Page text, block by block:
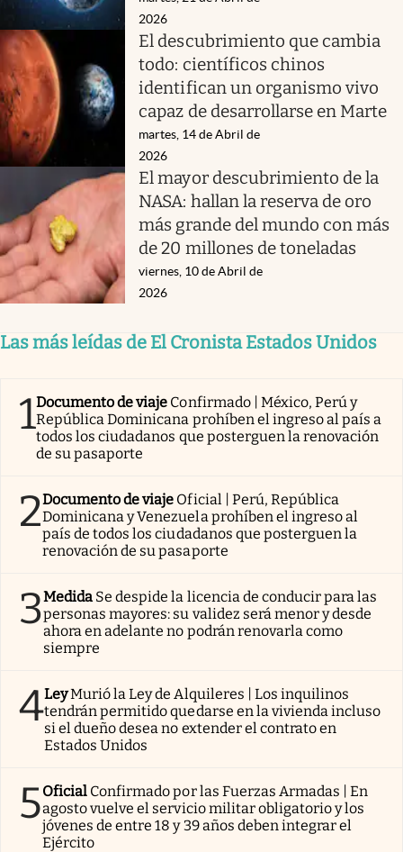
2026
El descubrimiento que cambia
todo: científicos chinos
identifican un organismo vivo
capaz de desarrollarse en Marte
martes, 14 de Abril de
2026
El mayor descubrimiento de la
NASA: hallan la reserva de oro
más grande del mundo con más
de 20 millones de toneladas
viernes, 10 de Abril de
2026
Las más leídas de El Cronista Estados Unidos
1Documento de viaje Confirmado | México, Perú y
República Dominicana prohíben el ingreso al país a
todos los ciudadanos que posterguen la renovación
de su pasaporte
2Documento de viaje Oficial | Perú, República
Dominicana y Venezuela prohíben el ingreso al
país de todos los ciudadanos que posterguen la
renovación de su pasaporte
3Medida Se despide la licencia de conducir para las
personas mayores: su validez será menor y desde
ahora en adelante no podrán renovarla como
siempre
4LeyMurió la Ley de Alquileres | Los inquilinos
tendrán permitido quedarse en la vivienda incluso
si el dueño desea no extender el contrato en
Estados Unidos
5Oficial Confirmado por las Fuerzas Armadas | En
agosto vuelve el servicio militar obligatorio y los
jóvenes de entre 18 y 39 años deben integrar el
Ejército